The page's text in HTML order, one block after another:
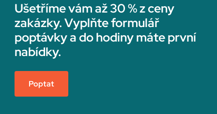
Ušetříme vám až 30 % z ceny
zakázky. Vyplňte formulář
poptávky a do hodiny máte první
nabídky.
Poptat